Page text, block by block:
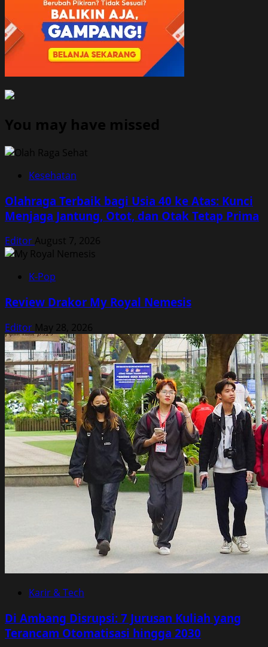
You may have missed
Kesehatan
Olahraga Terbaik bagi Usia 40 ke Atas: Kunci
Menjaga Jantung, Otot, dan Otak Tetap Prima
Editor August 7, 2026
K-Pop
Review Drakor My Royal Nemesis
Editor May 28, 2026
Karir & Tech
Di Ambang Disrupsi: 7 Jurusan Kuliah yang
Terancam Otomatisasi hingga 2030